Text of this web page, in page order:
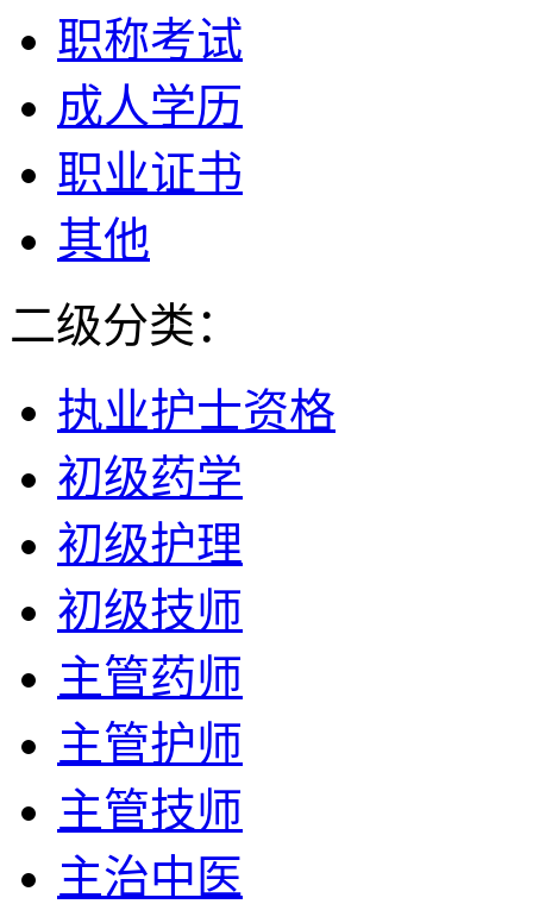
职称考试
成人学历
职业证书
其他
二级分类：
执业护士资格
初级药学
初级护理
初级技师
主管药师
主管护师
主管技师
主治中医